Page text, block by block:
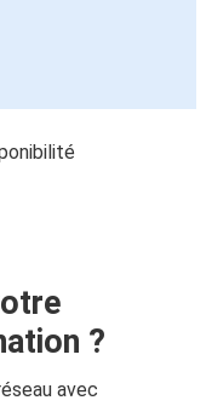
?
avec